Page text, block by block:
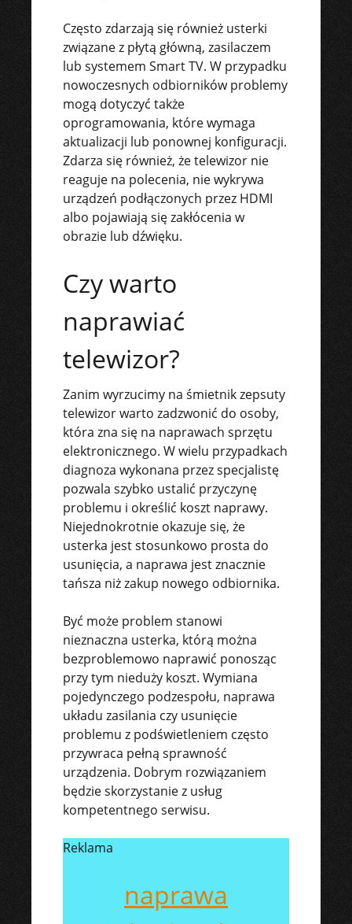
Często zdarzają się również usterki
związane z płytą główną, zasilaczem
lub systemem Smart TV. W przypadku
nowoczesnych odbiorników problemy
mogą dotyczyć także
oprogramowania, które wymaga
aktualizacji lub ponownej konfiguracji.
Zdarza się również, że telewizor nie
reaguje na polecenia, nie wykrywa
urządzeń podłączonych przez HDMI
albo pojawiają się zakłócenia w
obrazie lub dźwięku.
Czy warto
naprawiać
telewizor?
Zanim wyrzucimy na śmietnik zepsuty
telewizor warto zadzwonić do osoby,
która zna się na naprawach sprzętu
elektronicznego. W wielu przypadkach
diagnoza wykonana przez specjalistę
pozwala szybko ustalić przyczynę
problemu i określić koszt naprawy.
Niejednokrotnie okazuje się, że
usterka jest stosunkowo prosta do
usunięcia, a naprawa jest znacznie
tańsza niż zakup nowego odbiornika.
Być może problem stanowi
nieznaczna usterka, którą można
bezproblemowo naprawić ponosząc
przy tym nieduży koszt. Wymiana
pojedynczego podzespołu, naprawa
układu zasilania czy usunięcie
problemu z podświetleniem często
przywraca pełną sprawność
urządzenia. Dobrym rozwiązaniem
będzie skorzystanie z usług
kompetentnego serwisu.
Reklama
naprawa